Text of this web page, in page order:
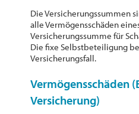
Die Versicherungssummen
alle Vermögensschäden
Versicherungssumme für
Die fixe Selbstbeteiligung
Versicherungsfall.
Vermögensschäden
Versicherung)